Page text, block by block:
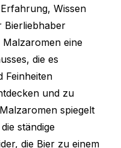
Wissen
Bierliebhaber
eine
die es
Feinheiten
und zu
spiegelt
ständige
die Bier zu einem